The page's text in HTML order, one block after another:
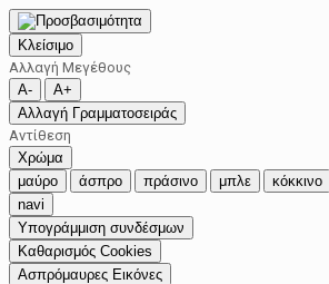
Κλείσιμο
Αλλαγή Μεγέθους
A-
A+
Αλλαγή Γραμματοσειράς
Αντίθεση
Χρώμα
μαύρο
άσπρο πράσινο μπλε κόκκινο
navi
Υπογράμμιση συνδέσμων
Καθαρισμός Cookies
Ασπρόμαυρες Εικόνες